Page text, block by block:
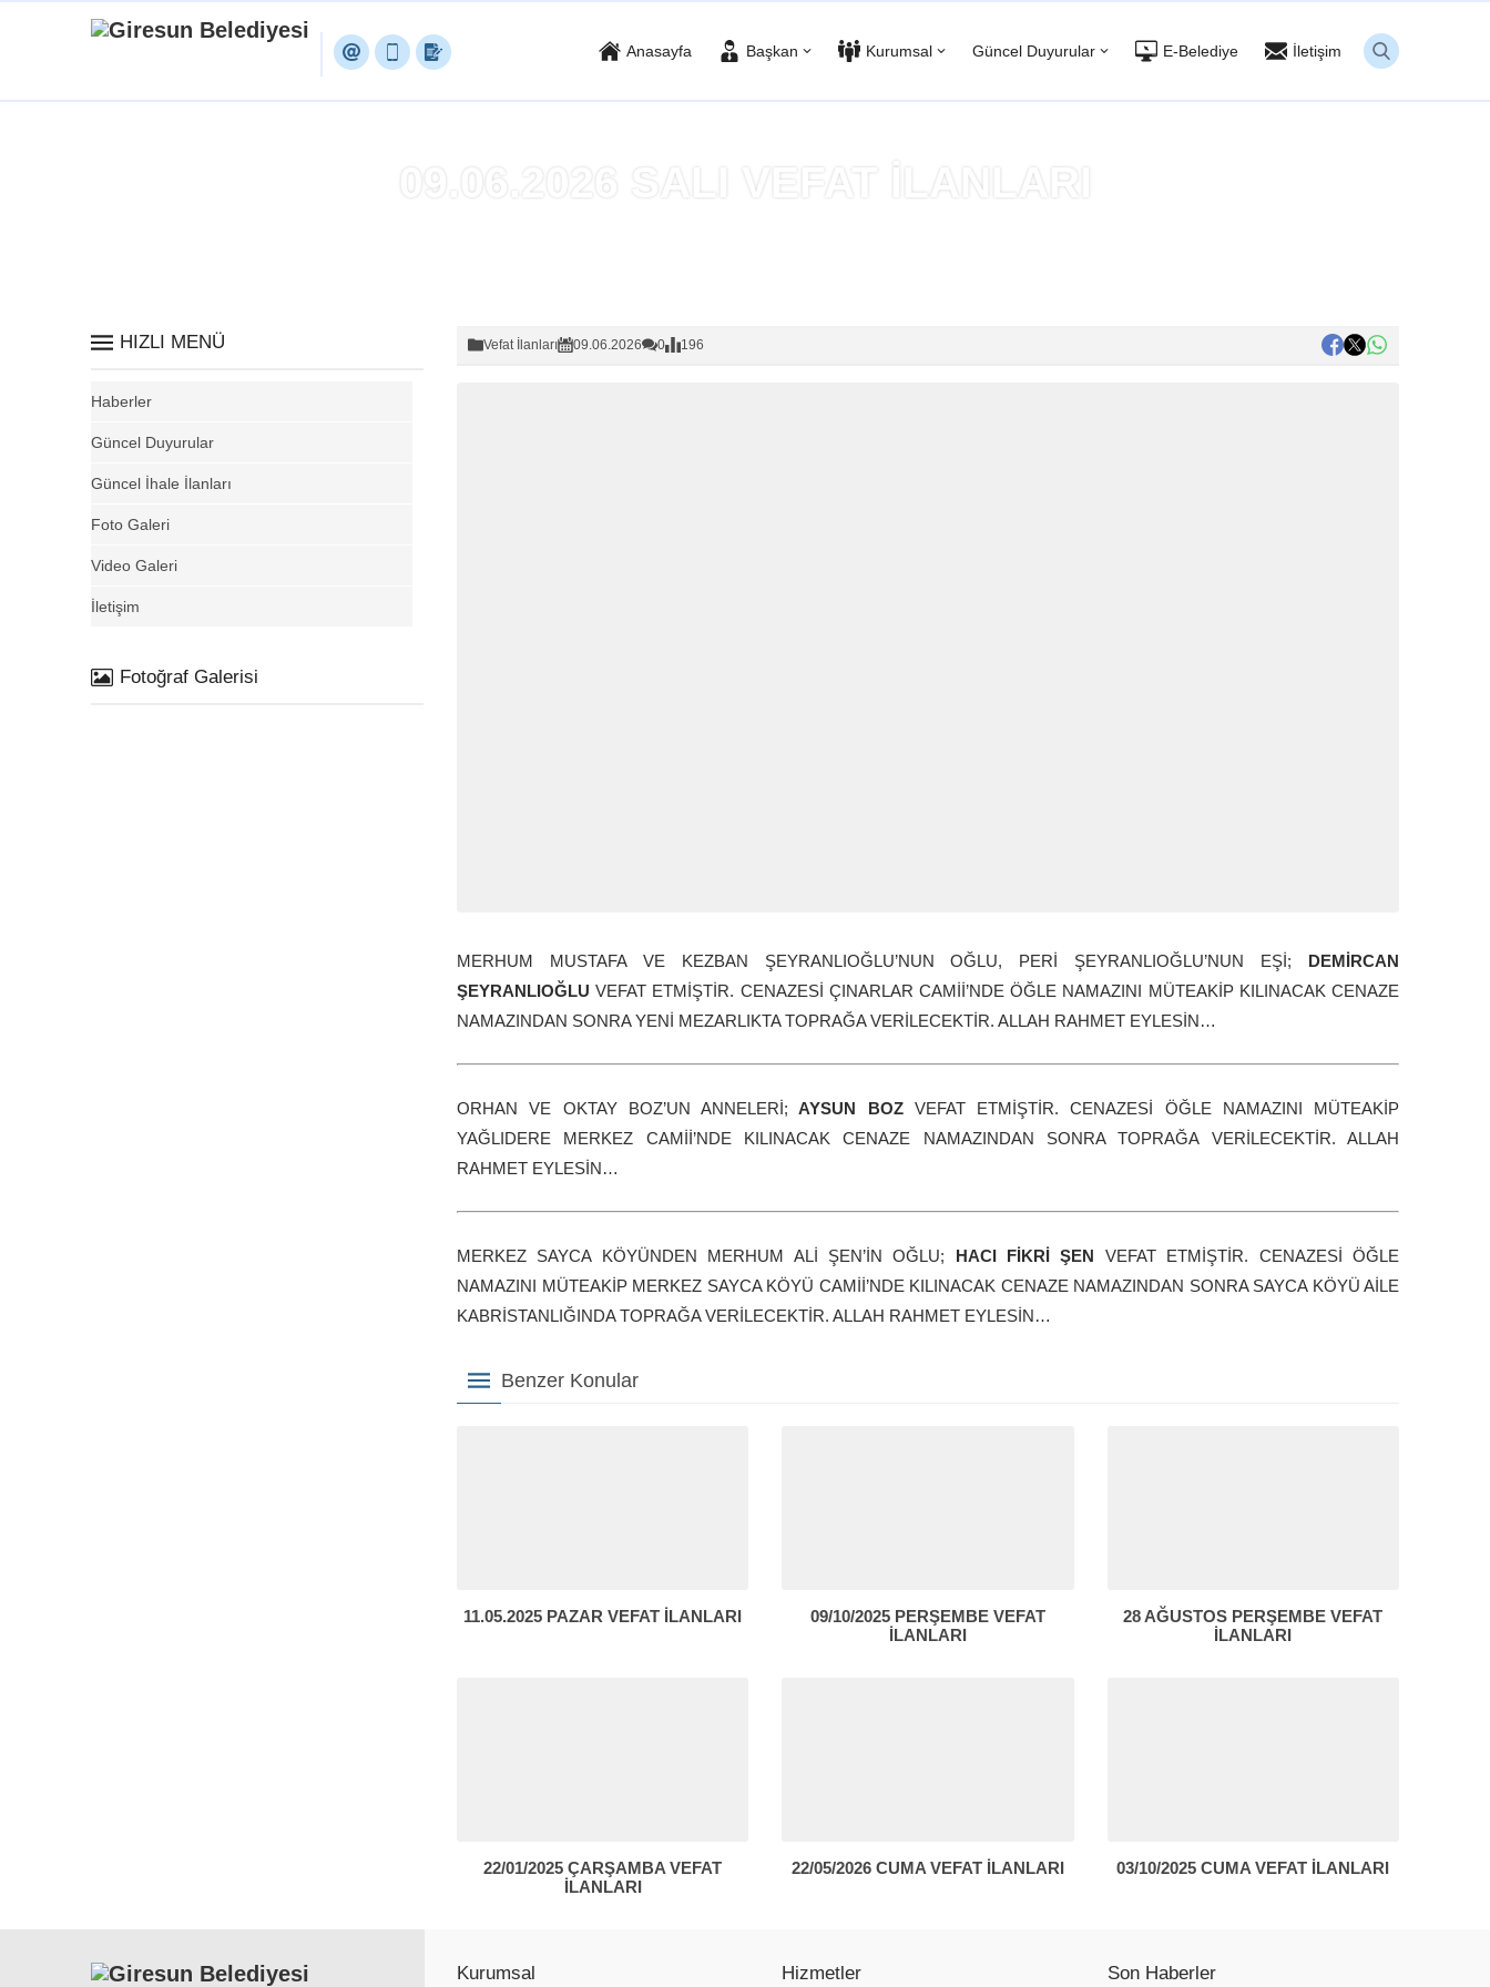
Anasayfa Başkan Kurumsal Güncel Duyurular E-Belediye İletişim
09.06.2026 SALI VEFAT İLANLARI
Vefat İlanları 09.06.2026 0 196
MERHUM MUSTAFA VE KEZBAN ŞEYRANLIOĞLU’NUN OĞLU, PERİ ŞEYRANLIOĞLU’NUN EŞİ; DEMİRCAN
ŞEYRANLIOĞLUVEFAT ETMİŞTİR. CENAZESİ ÇINARLAR CAMİİ’NDE ÖĞLE NAMAZINI MÜTEAKİP KILINACAK CENAZE
NAMAZINDAN SONRA YENİ MEZARLIKTA TOPRAĞA VERİLECEKTİR. ALLAH RAHMET EYLESİN…
ORHAN VE OKTAY BOZ’UN ANNELERİ; AYSUN BOZ VEFAT ETMİŞTİR. CENAZESİ ÖĞLE NAMAZINI MÜTEAKİP
YAĞLIDERE MERKEZ CAMİİ’NDE KILINACAK CENAZE NAMAZINDAN SONRA TOPRAĞA VERİLECEKTİR. ALLAH
RAHMET EYLESİN…
MERKEZ SAYCA KÖYÜNDEN MERHUM ALİ ŞEN’İN OĞLU; HACI FİKRİ ŞEN VEFAT ETMİŞTİR. CENAZESİ ÖĞLE
NAMAZINI MÜTEAKİP MERKEZ SAYCA KÖYÜ CAMİİ’NDE KILINACAK CENAZE NAMAZINDAN SONRA SAYCA KÖYÜ AİLE
KABRİSTANLIĞINDA TOPRAĞA VERİLECEKTİR. ALLAH RAHMET EYLESİN…
Benzer Konular
11.05.2025 PAZAR VEFAT İLANLARI
09/10/2025 PERŞEMBE VEFAT
İLANLARI
28 AĞUSTOS PERŞEMBE VEFAT
İLANLARI
22/01/2025 ÇARŞAMBA VEFAT
İLANLARI
22/05/2026 CUMA VEFAT İLANLARI 03/10/2025 CUMA VEFAT İLANLARI
HIZLI MENÜ
Haberler
Güncel Duyurular
Güncel İhale İlanları
Foto Galeri
Video Galeri
İletişim
Fotoğraf Galerisi
Kurumsal Hizmetler Son Haberler